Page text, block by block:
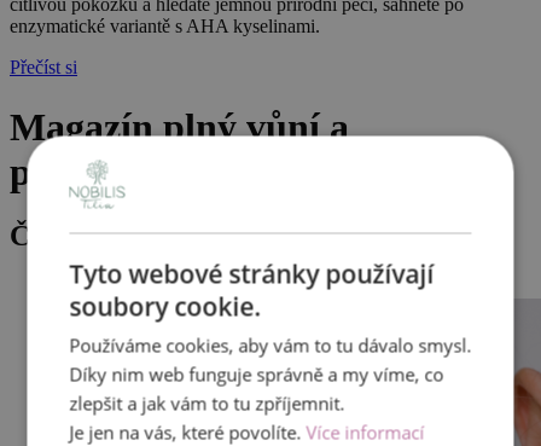
citlivou pokožku a hledáte jemnou přírodní péči, sáhněte po
enzymatické variantě s AHA kyselinami.
Přečíst si
Magazín plný vůní a
praktických rad
Články
Show more
Tyto webové stránky používají
soubory cookie.
Používáme cookies, aby vám to tu dávalo smysl.
Díky nim web funguje správně a my víme, co
zlepšit a jak vám to tu zpříjemnit.
Je jen na vás, které povolíte.Více informací